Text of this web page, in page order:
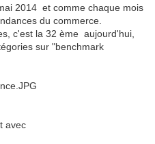
2014 et comme chaque mois
du commerce.
c'est la 32 ème aujourd'hui,
sur "benchmark
avec